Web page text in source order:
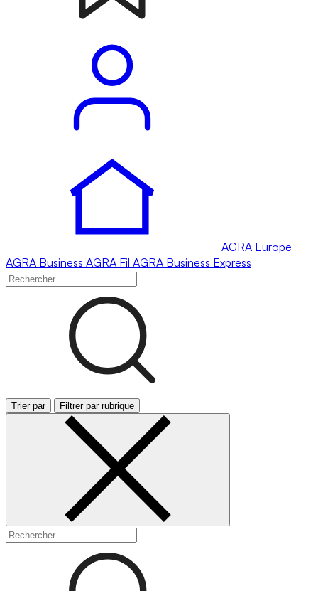
AGRA Europe
AGRA Business AGRA Fil AGRA Business Express
Trier par Filtrer par rubrique